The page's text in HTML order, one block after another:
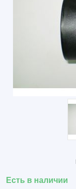
Есть в наличии